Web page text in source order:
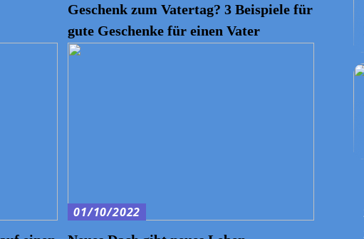
Geschenk zum Vatertag? 3 Beispiele für
gute Geschenke für einen Vater
01/10/2022